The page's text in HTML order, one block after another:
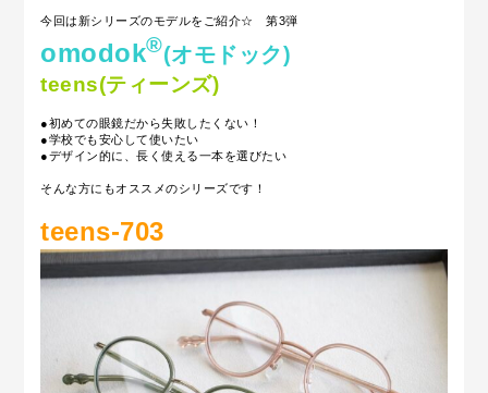
今回は新シリーズのモデルをご紹介☆ 第3弾
omodok®(オモドック)
teens(ティーンズ)
●初めての眼鏡だから失敗したくない！
●学校でも安心して使いたい
●デザイン的に、長く使える一本を選びたい
そんな方にもオススメのシリーズです！
teens-703